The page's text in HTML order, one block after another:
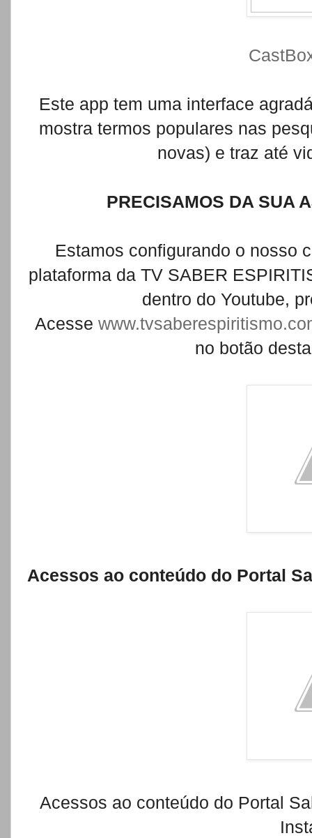
Este app tem uma interface
mostra termos populares nas
novas) e traz até
PRECISAMOS DA SUA
Estamos configurando o nosso
plataforma da TV SABER
dentro do Youtube,
Acesse
no botão
Acessos ao conteúdo do Portal
Acessos ao conteúdo do Portal